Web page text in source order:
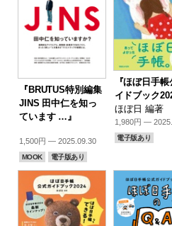
『BRUTUS特別編集
JINS 田中仁を知っ
ています …』
1,500円 — 2025.09.30
MOOK 電子版あり
『ほぼ日手
イドブック
ほぼ日 編著
1,980円 —
電子版あり